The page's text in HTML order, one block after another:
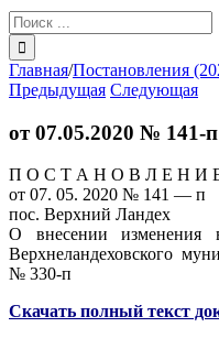
Результат
поиска:
Главная/Постановления
Предыдущая Следующая
от 07.05.2020 № 141-п
П О С Т А Н О В Л Е Н И
от 07. 05. 2020 № 141 — п
пос. Верхний Ландех
О внесении изменения
Верхнеландеховского
№ 330-п
Скачать полный текст